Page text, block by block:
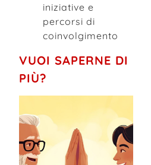
iniziative e
percorsi di
coinvolgimento
VUOI SAPERNE DI
PIÙ?